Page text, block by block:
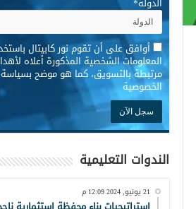
* أوافق على أن تقوم نور كابيتال
المعلومات الشخصية المذكورة أعلاه
مرتبطة بالتسويق، كما هو موضح بسياسة
الخصوصية
الندوات التعليمية
21 يونيو, 2024 12:09 م